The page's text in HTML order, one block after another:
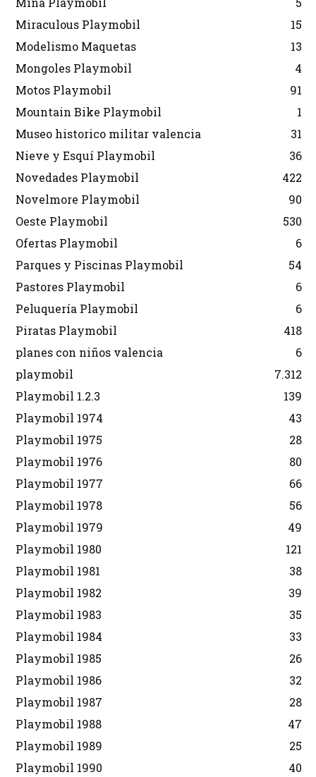
Miraculous Playmobil
15
Modelismo Maquetas
13
Mongoles Playmobil
4
Motos Playmobil
91
Mountain Bike Playmobil
1
Museo historico militar valencia
31
Nieve y Esquí Playmobil
36
Novedades Playmobil
422
Novelmore Playmobil
90
Oeste Playmobil
530
Ofertas Playmobil
6
Parques y Piscinas Playmobil
54
Pastores Playmobil
6
Peluquería Playmobil
6
Piratas Playmobil
418
planes con niños valencia
6
playmobil
7.312
Playmobil 1.2.3
139
Playmobil 1974
43
Playmobil 1975
28
Playmobil 1976
80
Playmobil 1977
66
Playmobil 1978
56
Playmobil 1979
49
Playmobil 1980
121
Playmobil 1981
38
Playmobil 1982
39
Playmobil 1983
35
Playmobil 1984
33
Playmobil 1985
26
Playmobil 1986
32
Playmobil 1987
28
Playmobil 1988
47
Playmobil 1989
25
Playmobil 1990
40